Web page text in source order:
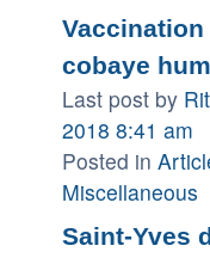
cobaye
Last post by
2018 8:41 am
Posted in
Miscellaneous
Saint-Yves